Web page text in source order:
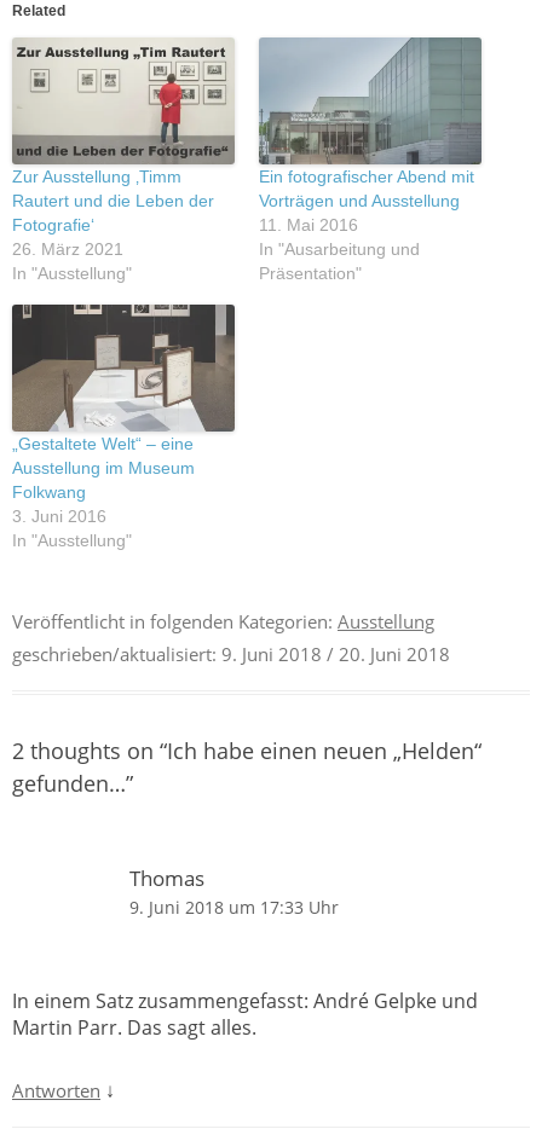
Related
Zur Ausstellung ‚Timm
Rautert und die Leben der
Fotografie‘
26. März 2021
In "Ausstellung"
Ein fotografischer Abend mit
Vorträgen und Ausstellung
11. Mai 2016
In "Ausarbeitung und
Präsentation"
„Gestaltete Welt“ – eine
Ausstellung im Museum
Folkwang
3. Juni 2016
In "Ausstellung"
Veröffentlicht in folgenden Kategorien: Ausstellung
geschrieben/aktualisiert: 9. Juni 2018 / 20. Juni 2018
2 thoughts on “Ich habe einen neuen „Helden“
gefunden…”
Thomas
9. Juni 2018 um 17:33 Uhr
In einem Satz zusammengefasst: André Gelpke und
Martin Parr. Das sagt alles.
Antworten ↓